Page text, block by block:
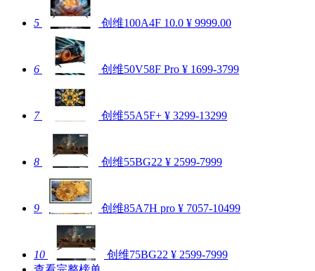
5 创维100A4F 10.0 ¥ 9999.00
6 创维50V58F Pro ¥ 1699-3799
7 创维55A5F+ ¥ 3299-13299
8 创维55BG22 ¥ 2599-7999
9 创维85A7H pro ¥ 7057-10499
10 创维75BG22 ¥ 2599-7999